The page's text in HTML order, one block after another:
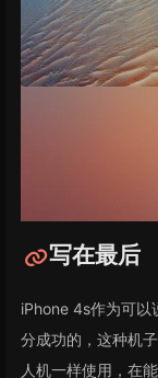
写在最后
iPhone 4s作为可以
分成功的，这种机
人机一样使用，在